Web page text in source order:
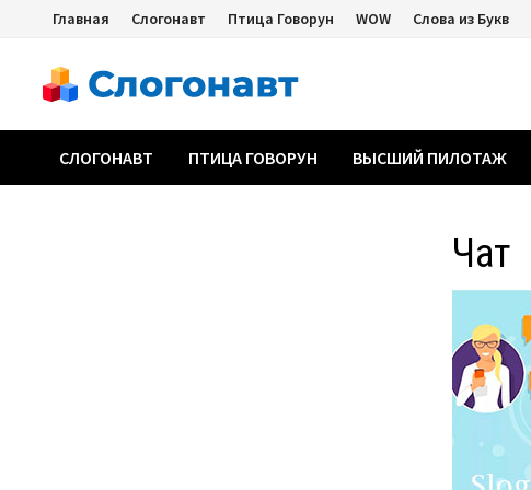
Перейти
содержимому
Главная Слогонавт Птица Говорун WOW Слова из Букв
СЛОГОНАВТ ПТИЦА ГОВОРУН ВЫСШИЙ ПИЛОТАЖ
Чат